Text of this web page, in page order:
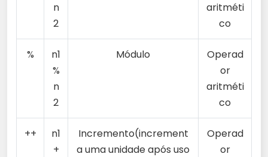
n
2
aritméti
co
%
n1
%
n
2
Módulo
Operad
or
aritméti
co
++
n1
+
Incremento(increment
a uma unidade após uso
Operad
or